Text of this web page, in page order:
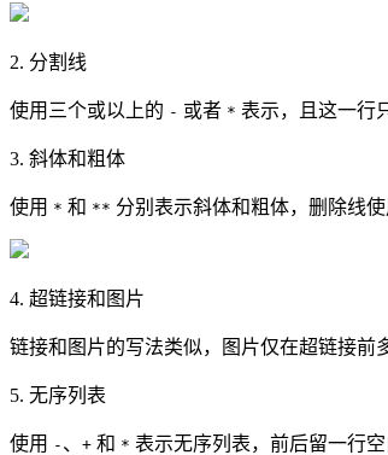
2. 分割线
使用三个或以上的 - 或者 * 表示，且这一行
3. 斜体和粗体
使用 * 和 ** 分别表示斜体和粗体，删除线
4. 超链接和图片
链接和图片的写法类似，图片仅在超链接前
5. 无序列表
使用 - 、 + 和 * 表示无序列表，前后留一行